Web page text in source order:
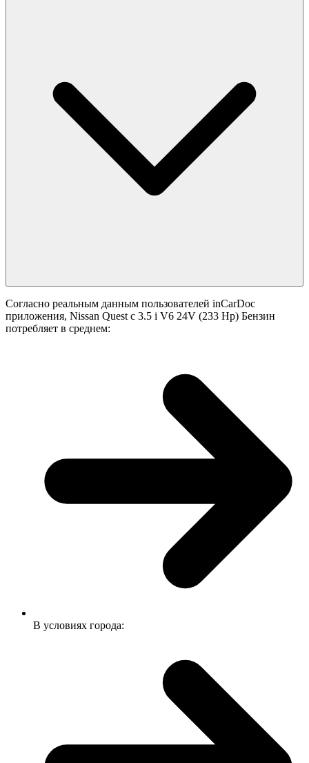
Согласно реальным данным пользователей inCarDoc
приложения, Nissan Quest с 3.5 i V6 24V (233 Hp) Бензин
потребляет в среднем:
В условиях города: